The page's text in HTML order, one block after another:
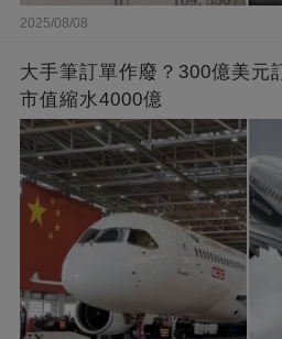
2025/08/08
大手筆訂單作廢？300億美元
市值縮水4000億